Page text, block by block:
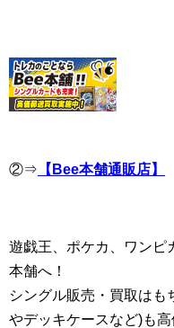
②⇒ 【Bee本舗通販店】
遊戯王、ポケカ、ワンピ
本舗へ！
シングル販売・買取はも
やデッキケースなど)も高